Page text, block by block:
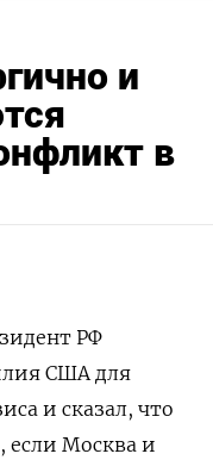
и
в
РФ
США для
и сказал, что
если Москва и